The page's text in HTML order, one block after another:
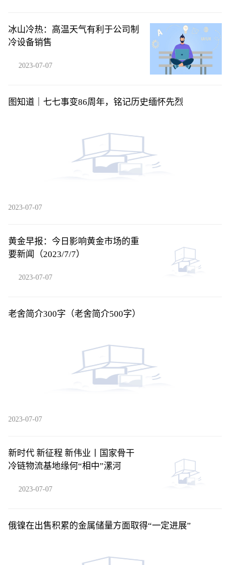
冰山冷热：高温天气有利于公司制
冷设备销售
2023-07-07
图知道｜七七事变86周年，铭记历史缅怀先烈
2023-07-07
黄金早报：今日影响黄金市场的重
要新闻（2023/7/7）
2023-07-07
老舍简介300字（老舍简介500字）
2023-07-07
新时代 新征程 新伟业丨国家骨干
冷链物流基地缘何“相中”漯河
2023-07-07
俄镍在出售积累的金属储量方面取得“一定进展”